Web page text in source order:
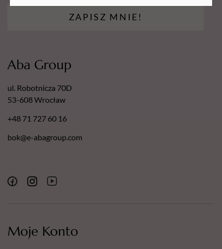
ZAPISZ MNIE!
Moje Konto
Aba Group
ul. Robotnicza 70D
53-608 Wrocław
+48 71 727 60 16
bok@e-abagroup.com